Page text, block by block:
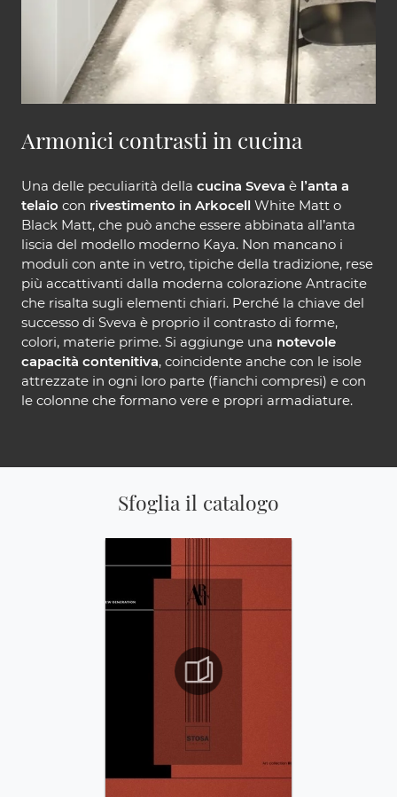
Armonici contrasti in cucina
Una delle peculiarità della cucina Sveva è l’anta a
telaio con rivestimento in Arkocell White Matt o
Black Matt, che può anche essere abbinata all’anta
liscia del modello moderno Kaya. Non mancano i
moduli con ante in vetro, tipiche della tradizione, rese
più accattivanti dalla moderna colorazione Antracite
che risalta sugli elementi chiari. Perché la chiave del
successo di Sveva è proprio il contrasto di forme,
colori, materie prime. Si aggiunge una notevole
capacità contenitiva, coincidente anche con le isole
attrezzate in ogni loro parte (fianchi compresi) e con
le colonne che formano vere e propri armadiature.
Sfoglia il catalogo